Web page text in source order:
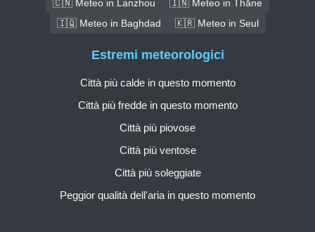
🇨🇳 Meteo in Lanzhou
🇮🇳 Meteo in Thāne
🇮🇶 Meteo in Baghdad
🇰🇷 Meteo in Seul
Estremi meteorologici
Città più calde in questo momento
Città più fredde in questo momento
Città più piovose
Città più ventose
Città più soleggiate
Peggior qualità dell'aria in questo momento